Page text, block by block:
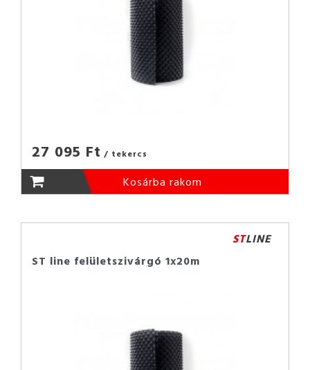
27 095 Ft / tekercs
Kosárba rakom
STLINE
ST line felületszivárgó 1x20m